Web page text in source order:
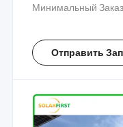
Минимальный
Отправить